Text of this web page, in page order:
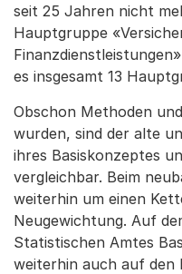
seit 25 Jahren nicht
Hauptgruppe
es insgesamt 13
Obschon Methoden
wurden, sind der alte
ihres Basiskonzeptes
vergleichbar. Beim
weiterhin um einen
Neugewichtung. Auf
Statistischen Amtes
weiterhin auch auf den